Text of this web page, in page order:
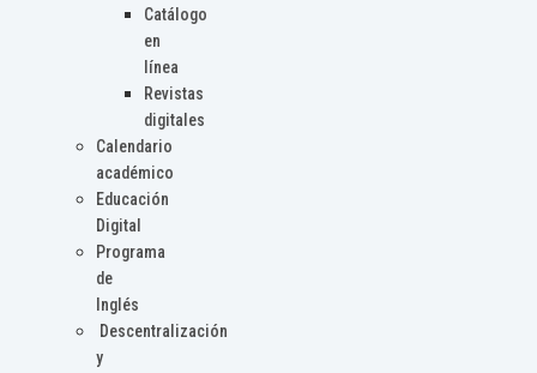
Catálogo
en
línea
Revistas
digitales
Calendario
académico
Educación
Digital
Programa
de
Inglés
Descentralización
y